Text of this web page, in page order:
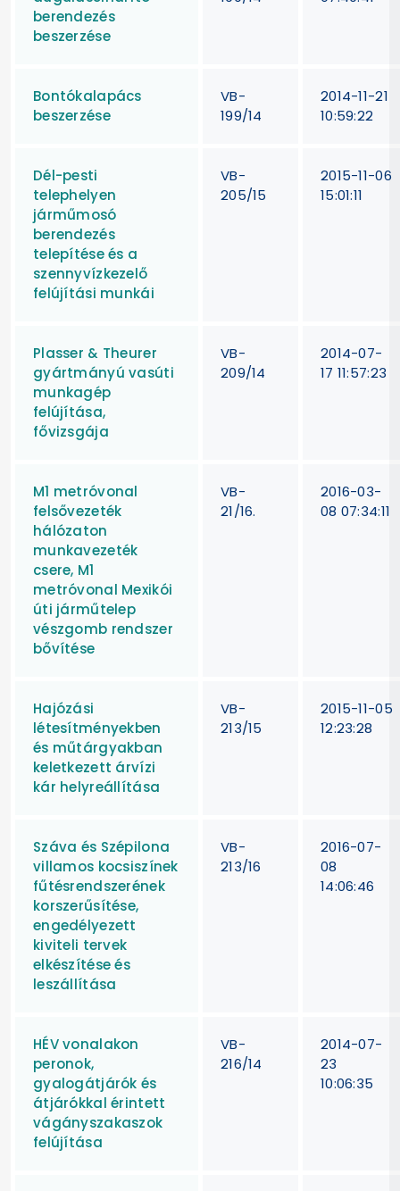
berendezés
beszerzése
Bontókalapács
beszerzése
VB-
199/14
2014-11-21
10:59:22
Dél-pesti
telephelyen
járműmosó
berendezés
telepítése és a
szennyvízkezelő
felújítási munkái
VB-
205/15
2015-11-06
15:01:11
Plasser & Theurer
gyártmányú vasúti
munkagép
felújítása,
fővizsgája
VB-
209/14
2014-07-
17 11:57:23
M1 metróvonal
felsővezeték
hálózaton
munkavezeték
csere, M1
metróvonal Mexikói
úti járműtelep
vészgomb rendszer
bővítése
VB-
21/16.
2016-03-
08 07:34:11
Hajózási
létesítményekben
és műtárgyakban
keletkezett árvízi
kár helyreállítása
VB-
213/15
2015-11-05
12:23:28
Száva és Szépilona
villamos kocsiszínek
fűtésrendszerének
korszerűsítése,
engedélyezett
kiviteli tervek
elkészítése és
leszállítása
VB-
213/16
2016-07-
08
14:06:46
HÉV vonalakon
peronok,
gyalogátjárók és
átjárókkal érintett
vágányszakaszok
felújítása
VB-
216/14
2014-07-
23
10:06:35